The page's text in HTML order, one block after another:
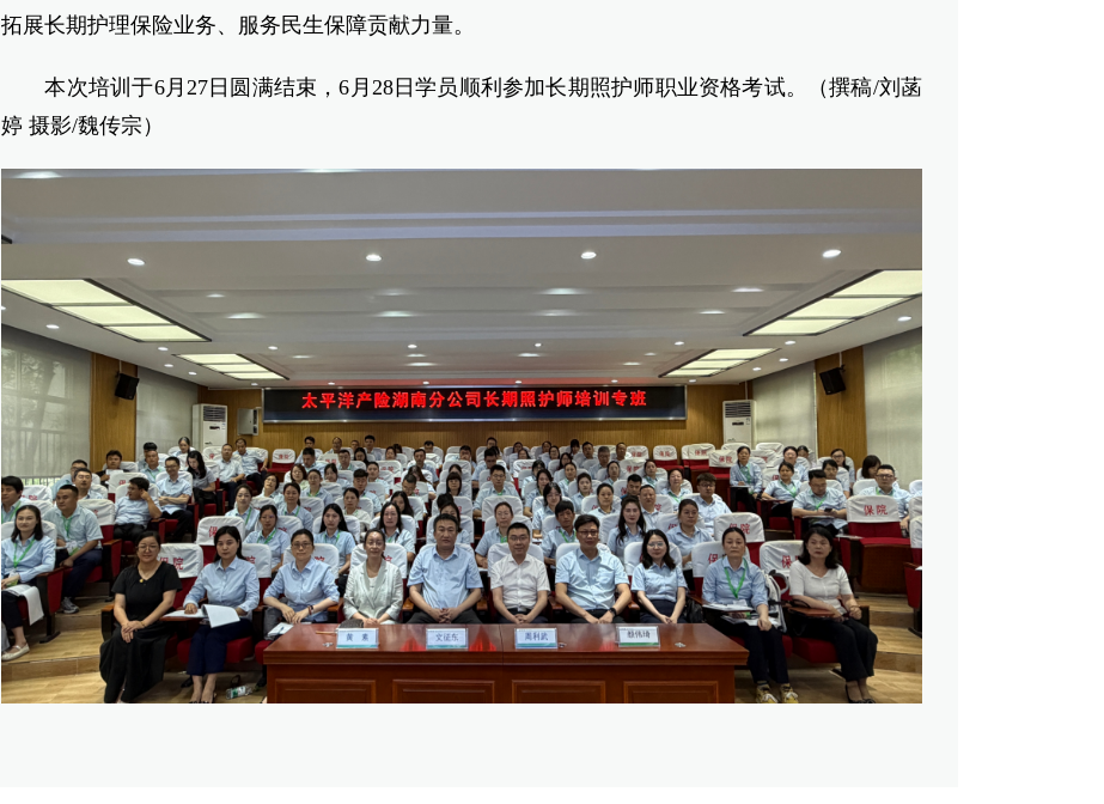
拓展长期护理保险业务、服务民生保障贡献力量。
本次培训于6月27日圆满结束，6月28日学员顺利参加长期照护师职业资格考试。（撰稿/刘菡
婷 摄影/魏传宗）